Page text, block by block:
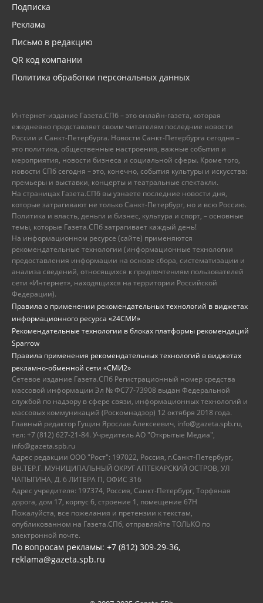
Подписка
Реклама
Письмо в редакцию
QR код компании
Политика обработки персональных данных
Интернет-издание Газета.СПб – это онлайн-газета, которая
ежедневно представляет своим читателям последние новости
России и Санкт-Петербурга. Новости Санкт-Петербурга сегодня –
это политика, общественные настроения, важные события и
мероприятия, новости бизнеса и социальной сферы. Кроме того,
новости СПб сегодня – это, конечно, события культуры и искусства:
премьеры и выставки, концерты и театральные спектакли.
На страницах Газета.СПб вы узнаете последние новости дня,
которые затрагивают не только Санкт-Петербург, но и всю Россию.
Политика и власть, деньги и бизнес, культура и спорт, – основные
темы, которые Газета.СПб затрагивает каждый день!
На информационном ресурсе (сайте) применяются
рекомендательные технологии (информационные технологии
предоставления информации на основе сбора, систематизации и
анализа сведений, относящихся к предпочтениям пользователей
сети «Интернет», находящихся на территории Российской
Федерации).
Правила о применении рекомендательных технологий в виджетах
информационного ресурса «24СМИ»
Рекомендательные технологии в блоках платформы рекомендаций
Sparrow
Правила применения рекомендательных технологий в виджетах
рекламно-обменной сети «СМИ2»
Сетевое издание Газета.СПб Регистрационный номер средства
массовой информации Эл № ФС77-73908 выдан Федеральной
службой по надзору в сфере связи, информационных технологий и
массовых коммуникаций (Роскомнадзор) 12 октября 2018 года.
Главный редактор Гущин Ярослав Алексеевич, info@gazeta.spb.ru,
тел: +7 (812) 627-21-84. Учредитель АО "Открытые Медиа",
info@gazeta.spb.ru
Адрес редакции ООО "Рост": 197022, Россия, г.Санкт-Петербург,
ВН.ТЕР.Г. МУНИЦИПАЛЬНЫЙ ОКРУГ АПТЕКАРСКИЙ ОСТРОВ, УЛ
ЧАПЫГИНА, Д. 6 ЛИТЕРА П, ОФИС 316
Адрес учредителя: 197374, Россия, Санкт-Петербург, Торфяная
дорога, дом 17, корпус 6, строение 1, помещение 67Н
Пожалуйста, все пожелания и претензии к текстам,
опубликованном на Газета.СПб, отправляйте ТОЛЬКО по
электронной почте.
По вопросам рекламы: +7 (812) 309-29-36,
reklama@gazeta.spb.ru